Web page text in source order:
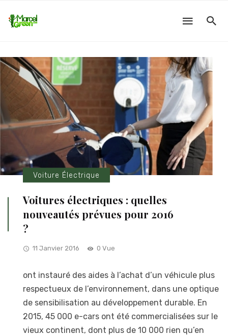
Voiture Électrique
Voitures électriques : quelles
nouveautés prévues pour 2016
?
11 Janvier 2016 0 Vue
ont instauré des aides à l’achat d’un véhicule plus
respectueux de l’environnement, dans une optique
de sensibilisation au développement durable. En
2015, 45 000 e-cars ont été commercialisées sur le
vieux continent, dont plus de 10 000 rien qu’en